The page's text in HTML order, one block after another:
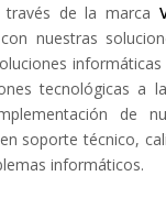
través de la marca
nuestras
tecnológicas a
de
soporte técnico,
informáticos.